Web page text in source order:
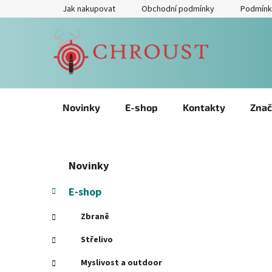
na
Jak nakupovat Obchodní podmínky
Novinky E-shop Kontakty
s
r
a
kategorie
t
e
g
r
e
Novinky
E-shop
Zbraně
Střelivo
Myslivost a outdoor